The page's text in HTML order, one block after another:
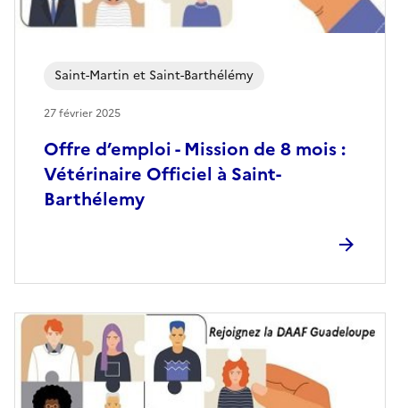
Offre d’emploi - Mission de 8 mois :
Vétérinaire Officiel à Saint-
Barthélemy
Saint-Martin et Saint-Barthélémy
27 février 2025